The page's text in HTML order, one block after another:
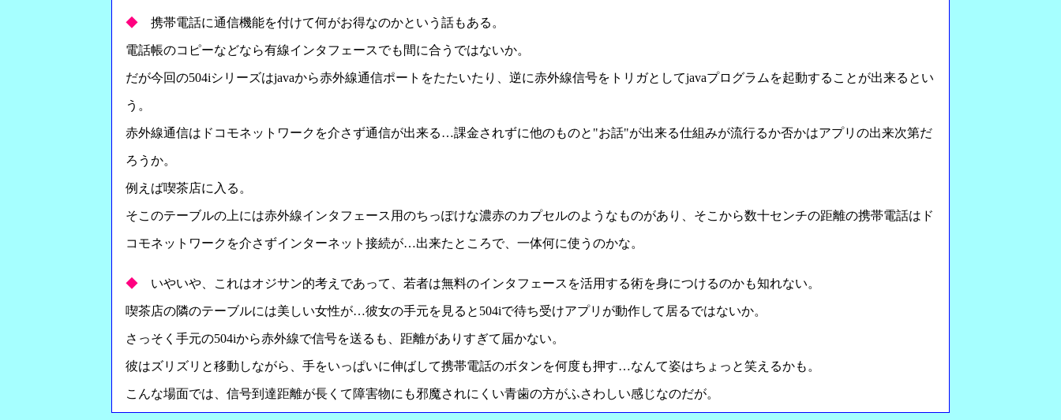
◆ 携帯電話に通信機能を付けて何がお得なのかという話もある。
電話帳のコピーなどなら有線インタフェースでも間に合うではないか。
だが今回の504iシリーズはjavaから赤外線通信ポートをたたいたり、逆に赤外線信号をトリガとしてjavaプログラムを起動することが出来るとい
う。
赤外線通信はドコモネットワークを介さず通信が出来る…課金されずに他のものと"お話"が出来る仕組みが流行るか否かはアプリの出来次第だ
ろうか。
例えば喫茶店に入る。
そこのテーブルの上には赤外線インタフェース用のちっぽけな濃赤のカプセルのようなものがあり、そこから数十センチの距離の携帯電話はド
コモネットワークを介さずインターネット接続が…出来たところで、一体何に使うのかな。
◆ いやいや、これはオジサン的考えであって、若者は無料のインタフェースを活用する術を身につけるのかも知れない。
喫茶店の隣のテーブルには美しい女性が…彼女の手元を見ると504iで待ち受けアプリが動作して居るではないか。
さっそく手元の504iから赤外線で信号を送るも、距離がありすぎて届かない。
彼はズリズリと移動しながら、手をいっぱいに伸ばして携帯電話のボタンを何度も押す…なんて姿はちょっと笑えるかも。
こんな場面では、信号到達距離が長くて障害物にも邪魔されにくい青歯の方がふさわしい感じなのだが。